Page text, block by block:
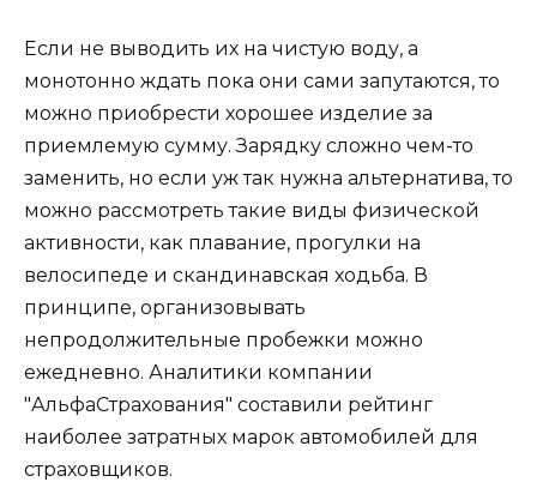
Если не выводить их на чистую воду, а
монотонно ждать пока они сами запутаются, то
можно приобрести хорошее изделие за
приемлемую сумму. Зарядку сложно чем-то
заменить, но если уж так нужна альтернатива, то
можно рассмотреть такие виды физической
активности, как плавание, прогулки на
велосипеде и скандинавская ходьба. В
принципе, организовывать
непродолжительные пробежки можно
ежедневно. Аналитики компании
"АльфаСтрахования" составили рейтинг
наиболее затратных марок автомобилей для
страховщиков.